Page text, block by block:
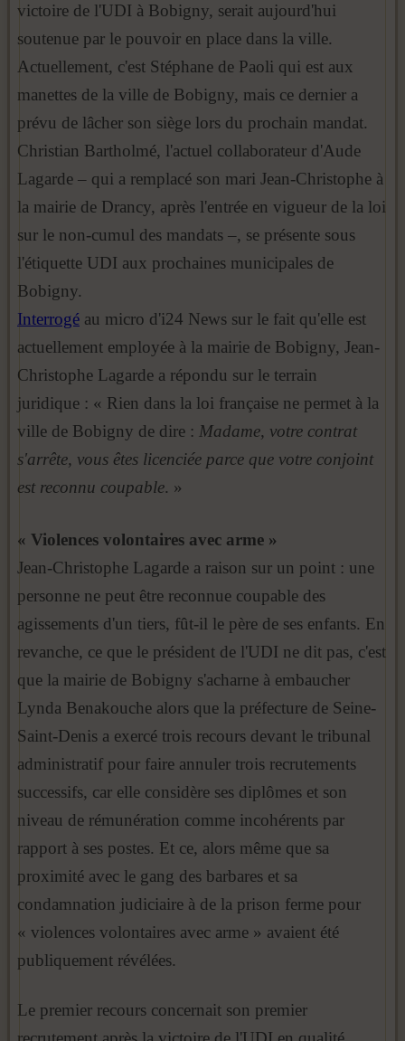
victoire de l'UDI à Bobigny, serait aujourd'hui
soutenue par le pouvoir en place dans la ville.
Actuellement, c'est Stéphane de Paoli qui est aux
manettes de la ville de Bobigny, mais ce dernier a
prévu de lâcher son siège lors du prochain mandat.
Christian Bartholmé, l'actuel collaborateur d'Aude
Lagarde – qui a remplacé son mari Jean-Christophe à
la mairie de Drancy, après l'entrée en vigueur de la loi
sur le non-cumul des mandats –, se présente sous
l'étiquette UDI aux prochaines municipales de
Bobigny.
Interrogé au micro d'i24 News sur le fait qu'elle est
actuellement employée à la mairie de Bobigny, Jean-
Christophe Lagarde a répondu sur le terrain
juridique : « Rien dans la loi française ne permet à la
ville de Bobigny de dire : Madame, votre contrat
s'arrête, vous êtes licenciée parce que votre conjoint
est reconnu coupable. »
« Violences volontaires avec arme »
Jean-Christophe Lagarde a raison sur un point : une
personne ne peut être reconnue coupable des
agissements d'un tiers, fût-il le père de ses enfants. En
revanche, ce que le président de l'UDI ne dit pas, c'est
que la mairie de Bobigny s'acharne à embaucher
Lynda Benakouche alors que la préfecture de Seine-
Saint-Denis a exercé trois recours devant le tribunal
administratif pour faire annuler trois recrutements
successifs, car elle considère ses diplômes et son
niveau de rémunération comme incohérents par
rapport à ses postes. Et ce, alors même que sa
proximité avec le gang des barbares et sa
condamnation judiciaire à de la prison ferme pour
« violences volontaires avec arme » avaient été
publiquement révélées.
Le premier recours concernait son premier